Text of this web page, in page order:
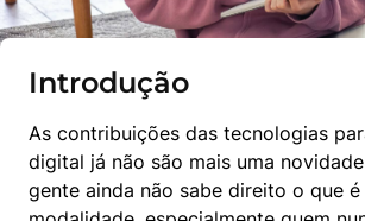
Introdução
As contribuições das tecnologias
digital já não são mais uma
gente ainda não sabe direito o que é